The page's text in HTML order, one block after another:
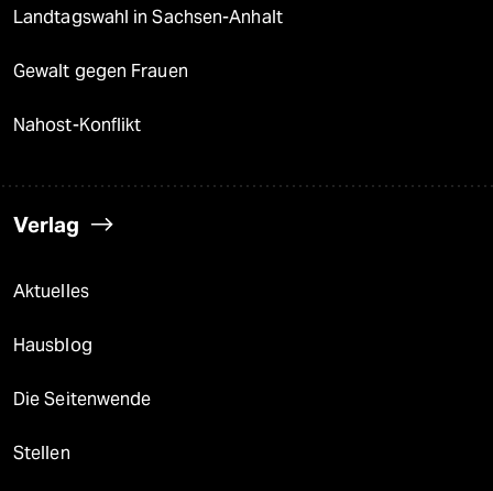
Landtagswahl in Sachsen-Anhalt
Gewalt gegen Frauen
Nahost-Konflikt
Verlag
Aktuelles
Hausblog
Die Seitenwende
Stellen